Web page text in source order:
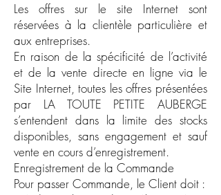
Les offres sur le site Internet sont
réservées à la clientèle particulière et
aux entreprises.
En raison de la spécificité de l’activité
et de la vente directe en ligne via le
Site Internet, toutes les offres présentées
par LA TOUTE PETITE AUBERGE
s’entendent dans la limite des stocks
disponibles, sans engagement et sauf
vente en cours d’enregistrement.
Enregistrement de la Commande
Pour passer Commande, le Client doit :